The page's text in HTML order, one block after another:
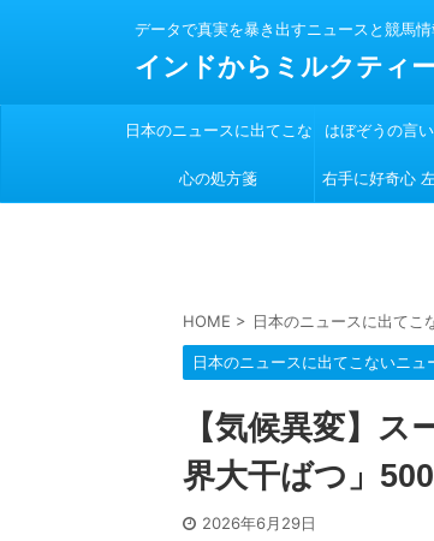
データで真実を暴き出すニュースと競馬情
インドからミルクティ
日本のニュースに出てこな
い
はぼぞうの言
心の処方箋 右手に好奇心
HOME > 日本のニュースに出てこ
日本のニュースに出てこないニュ
【気候異変】
界大干ばつ」
2026年6月29日